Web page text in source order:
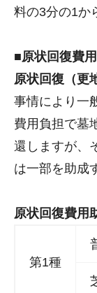
料の3分の1か
■原状回復費
原状回復（更
事情により一
費用負担で墓
還しますが、
は一部を助成
原状回復費用
第1種